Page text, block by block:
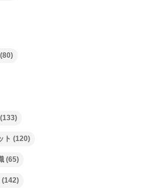
(133)
ト (120)
(65)
(142)